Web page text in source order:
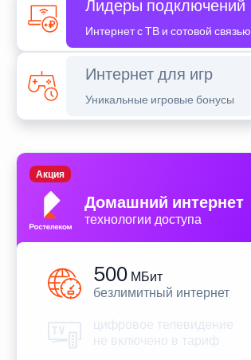
Лидеры подключений
Интернет с ТВ и сотовой связью
Интернет для игр
Уникальные игровые бонусы
Домашний интернет
технологии доступа
Акция
500 МБит
безлимитный интернет
цифровое телевидение
не включено в тариф